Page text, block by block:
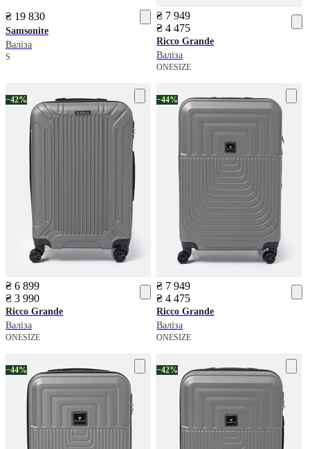
₴ 19 830
Samsonite
Валіза
S
₴ 7 949
₴ 4 475
Ricco Grande
Валіза
ONESIZE
−42%
₴ 6 899
₴ 3 990
Ricco Grande
Валіза
ONESIZE
−44%
₴ 7 949
₴ 4 475
Ricco Grande
Валіза
ONESIZE
−44% −42%